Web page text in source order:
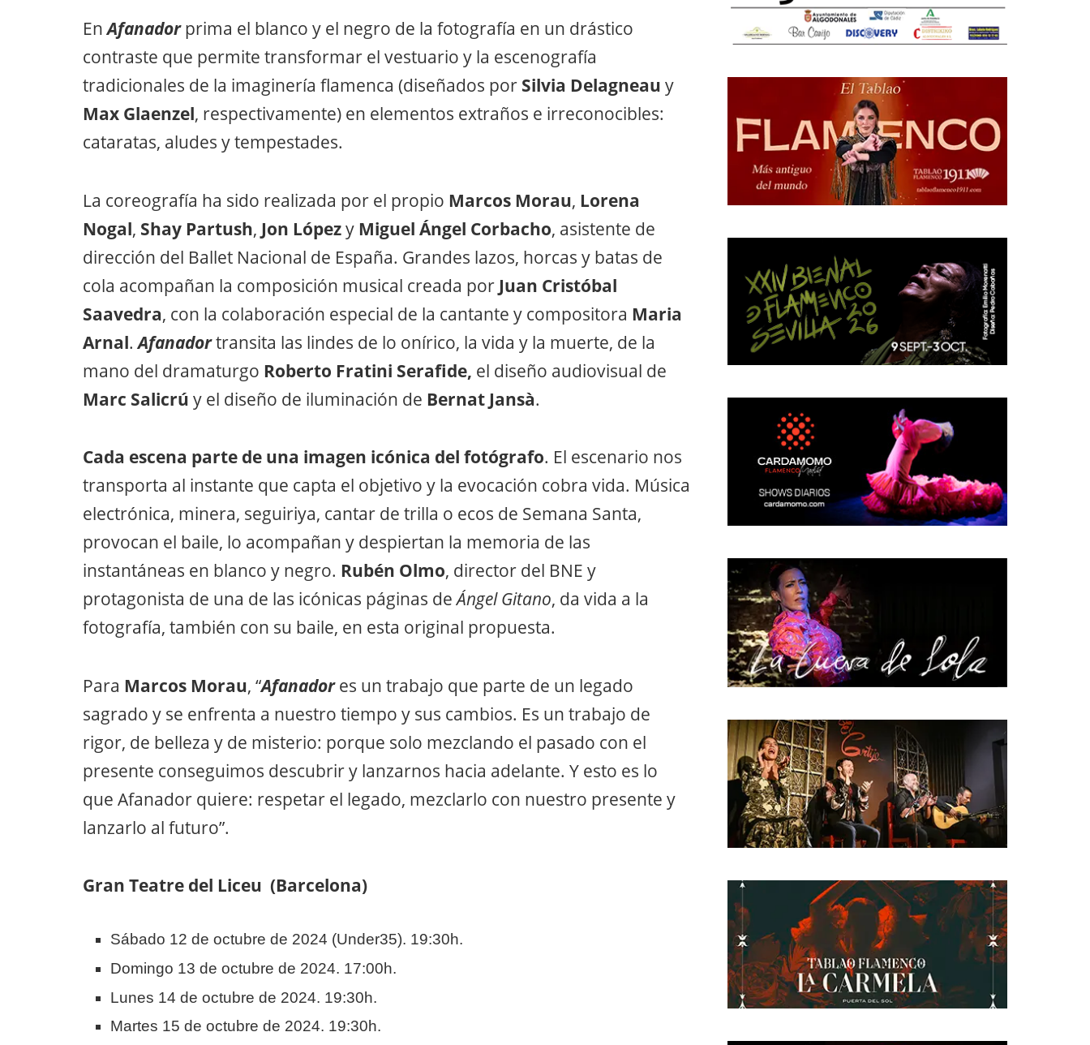
EnAfanador prima el blanco y el negro de la fotografía en un drástico
contraste que permite transformar el vestuario y la escenografía
tradicionales de la imaginería flamenca (diseñados por Silvia Delagneau y
Max Glaenzel, respectivamente) en elementos extraños e irreconocibles:
cataratas, aludes y tempestades.
La coreografía ha sido realizada por el propio Marcos Morau, Lorena
Nogal, Shay Partush, Jon Lópezy Miguel Ángel Corbacho, asistente de
dirección del Ballet Nacional de España. Grandes lazos, horcas y batas de
cola acompañan la composición musical creada por Juan Cristóbal
Saavedra, con la colaboración especial de la cantante y compositora Maria
Arnal.Afanadortransita las lindes de lo onírico, la vida y la muerte, de la
mano del dramaturgo Roberto Fratini Serafide, el diseño audiovisual de
Marc Salicrú y el diseño de iluminación de Bernat Jansà.
Cada escena parte de una imagen icónica del fotógrafo. El escenario nos
transporta al instante que capta el objetivo y la evocación cobra vida. Música
electrónica, minera, seguiriya, cantar de trilla o ecos de Semana Santa,
provocan el baile, lo acompañan y despiertan la memoria de las
instantáneas en blanco y negro. Rubén Olmo, director del BNE y
protagonista de una de las icónicas páginas deÁngel Gitano, da vida a la
fotografía, también con su baile, en esta original propuesta.
Para Marcos Morau, “Afanadores un trabajo que parte de un legado
sagrado y se enfrenta a nuestro tiempo y sus cambios. Es un trabajo de
rigor, de belleza y de misterio: porque solo mezclando el pasado con el
presente conseguimos descubrir y lanzarnos hacia adelante. Y esto es lo
que Afanador quiere: respetar el legado, mezclarlo con nuestro presente y
lanzarlo al futuro”.
Gran Teatre del Liceu (Barcelona)
Sábado 12 de octubre de 2024 (Under35). 19:30h.
Domingo 13 de octubre de 2024. 17:00h.
Lunes 14 de octubre de 2024. 19:30h.
Martes 15 de octubre de 2024. 19:30h.